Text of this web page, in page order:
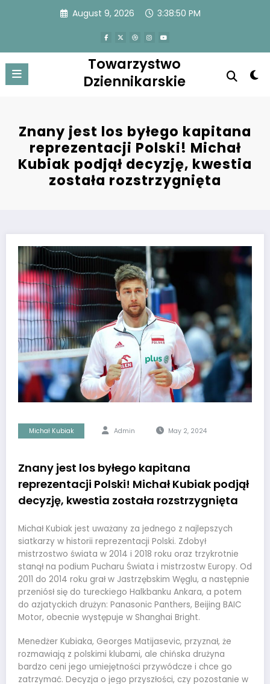
August 9, 2026 3:38:50 PM
Towarzystwo
Dziennikarskie
Znany jest los byłego kapitana
reprezentacji Polski! Michał
Kubiak podjął decyzję, kwestia
została rozstrzygnięta
Michał Kubiak Admin May 2, 2024
Znany jest los byłego kapitana
reprezentacji Polski! Michał Kubiak podjął
decyzję, kwestia została rozstrzygnięta
Michał Kubiak jest uważany za jednego z najlepszych
siatkarzy w historii reprezentacji Polski. Zdobył
mistrzostwo świata w 2014 i 2018 roku oraz trzykrotnie
stanął na podium Pucharu Świata i mistrzostw Europy. Od
2011 do 2014 roku grał w Jastrzębskim Węglu, a następnie
przeniósł się do tureckiego Halkbanku Ankara, a potem
do azjatyckich drużyn: Panasonic Panthers, Beijing BAIC
Motor, obecnie występuje w Shanghai Bright.
Menedżer Kubiaka, Georges Matijasevic, przyznał, że
rozmawiają z polskimi klubami, ale chińska drużyna
bardzo ceni jego umiejętności przywódcze i chce go
zatrzymać. Decyzja o jego przyszłości, czy pozostanie w